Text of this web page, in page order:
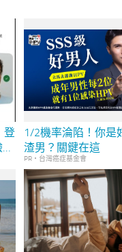
登
1/2機率淪陷！你是
渣男？關鍵在這
PR・台灣癌症基金會